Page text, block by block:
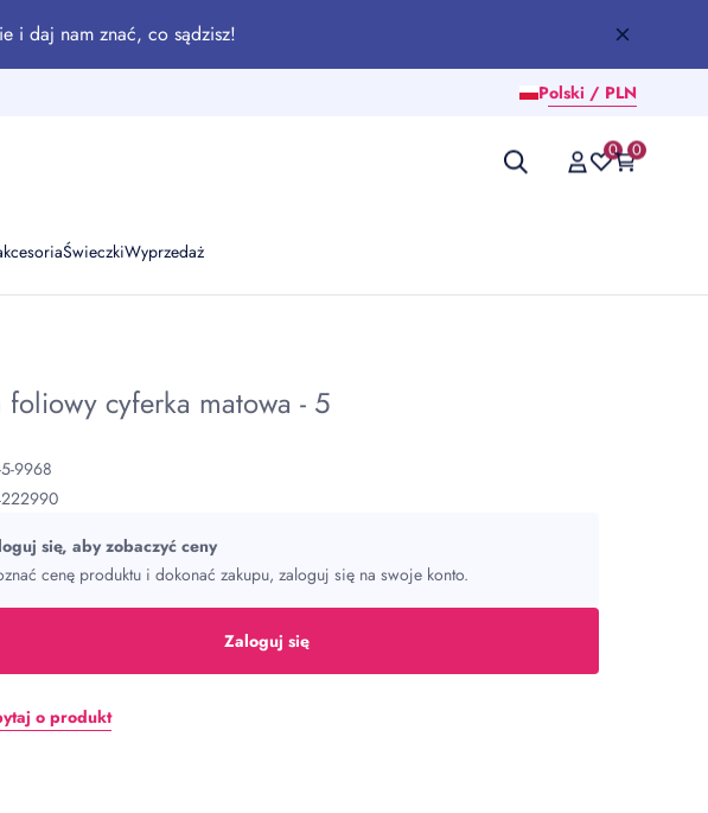
i daj nam znać, co sądzisz!
Polski / PLN
0 0
ŚwieczkiWyprzedaż
foliowy cyferka matowa - 5
9968
się, aby zobaczyć ceny
cenę produktu i dokonać zakupu, zaloguj się na swoje konto.
Zaloguj się
o produkt